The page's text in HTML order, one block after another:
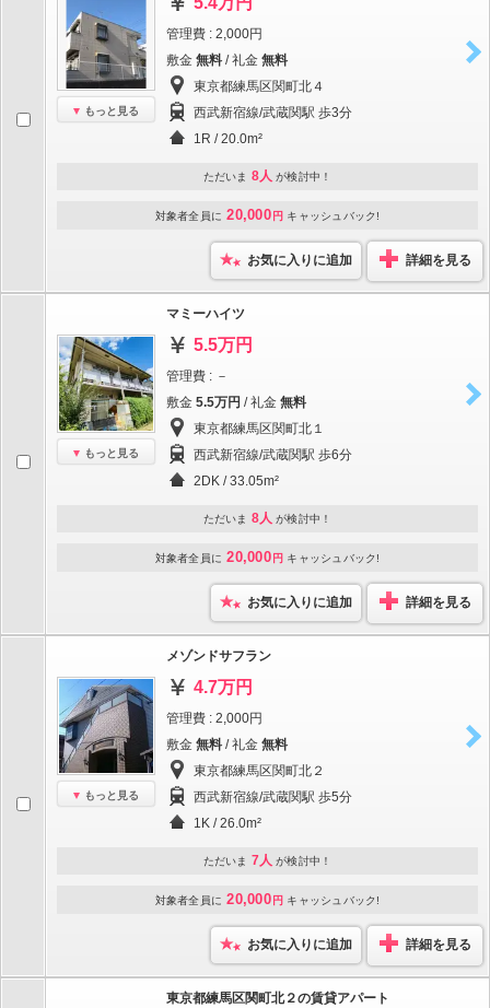
もっと見る
管理費 : 2,000円
敷金 無料 / 礼金 無料
東京都練馬区関町北４
西武新宿線/武蔵関駅 歩3分
1R / 20.0m²
ただいま 8人 が検討中！
対象者全員に 20,000 円 キャッシュバック!
お気に入りに追加 詳細を見る
もっと見る
マミーハイツ
5.5万円
管理費 : －
敷金 5.5万円 / 礼金 無料
東京都練馬区関町北１
西武新宿線/武蔵関駅 歩6分
2DK / 33.05m²
ただいま 8人 が検討中！
対象者全員に 20,000 円 キャッシュバック!
お気に入りに追加 詳細を見る
もっと見る
メゾンドサフラン
4.7万円
管理費 : 2,000円
敷金 無料 / 礼金 無料
東京都練馬区関町北２
西武新宿線/武蔵関駅 歩5分
1K / 26.0m²
ただいま 7人 が検討中！
対象者全員に 20,000 円 キャッシュバック!
お気に入りに追加 詳細を見る
東京都練馬区関町北２の賃貸アパート